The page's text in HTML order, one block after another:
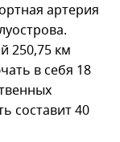
артерия
250,75 км
в себя 18
составит 40